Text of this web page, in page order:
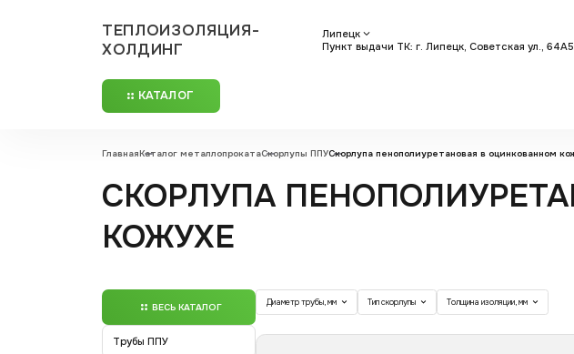
ТЕПЛОИЗОЛЯЦИЯ-
ХОЛДИНГ
Липецк
Пункт выдачи ТК: г. Липецк, Советская ул., 64А5
КАТАЛОГ
ГлавнаяКаталог металлопрокатаСкорлупы ППУСкорлупа пенополиуретановая в оцинкованном
СКОРЛУПА
КОЖУХЕ
ВЕСЬ КАТАЛОГ
Трубы ППУ
Диаметр трубы, мм Тип скорлупы Толщина изоляции, мм